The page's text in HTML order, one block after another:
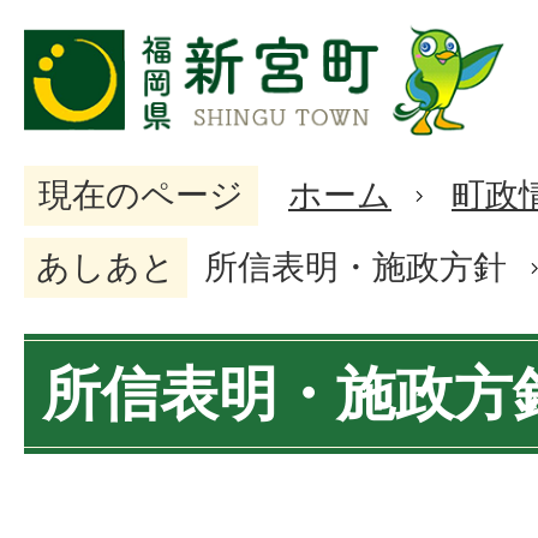
現在のページ ホーム
町政
あしあと
所信表明・施政方針
所信表明・施政方